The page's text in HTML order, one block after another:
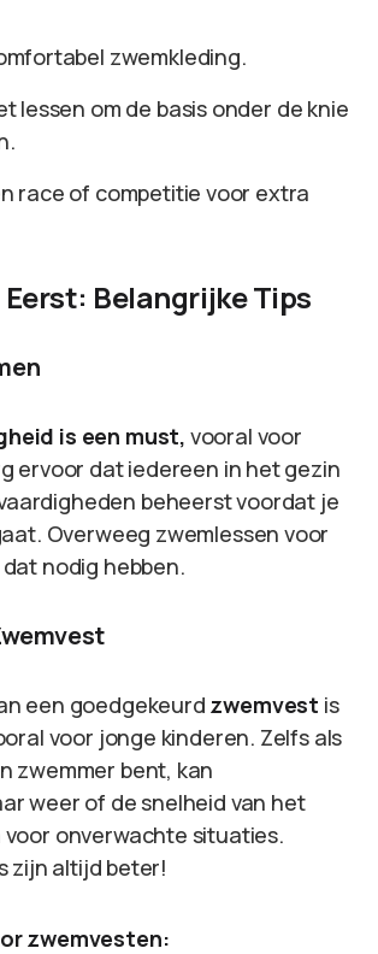
zwemkleding.
lessen om de basis onder de knie
race of competitie voor extra
Belangrijke Tips
is een must, vooral voor
ervoor dat iedereen in het gezin
beheerst voordat je
Overweeg zwemlessen voor
nodig hebben.
een goedgekeurd zwemvest is
voor jonge kinderen. Zelfs als
zwemmer bent, kan
weer of de snelheid van het
onverwachte situaties.
zijn altijd beter!
zwemvesten: